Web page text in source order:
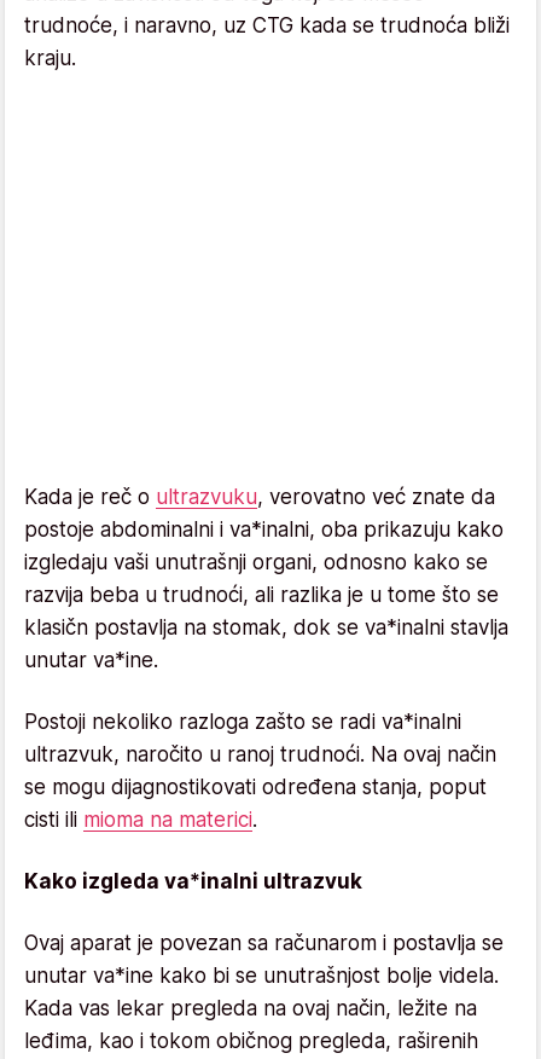
trudnoće, i naravno, uz CTG kada se trudnoća bliži
kraju.
Kada je reč o ultrazvuku, verovatno već znate da
postoje abdominalni i va*inalni, oba prikazuju kako
izgledaju vaši unutrašnji organi, odnosno kako se
razvija beba u trudnoći, ali razlika je u tome što se
klasičn postavlja na stomak, dok se va*inalni stavlja
unutar va*ine.
Postoji nekoliko razloga zašto se radi va*inalni
ultrazvuk, naročito u ranoj trudnoći. Na ovaj način
se mogu dijagnostikovati određena stanja, poput
cisti ili mioma na materici.
Kako izgleda va*inalni ultrazvuk
Ovaj aparat je povezan sa računarom i postavlja se
unutar va*ine kako bi se unutrašnjost bolje videla.
Kada vas lekar pregleda na ovaj način, ležite na
leđima, kao i tokom običnog pregleda, raširenih